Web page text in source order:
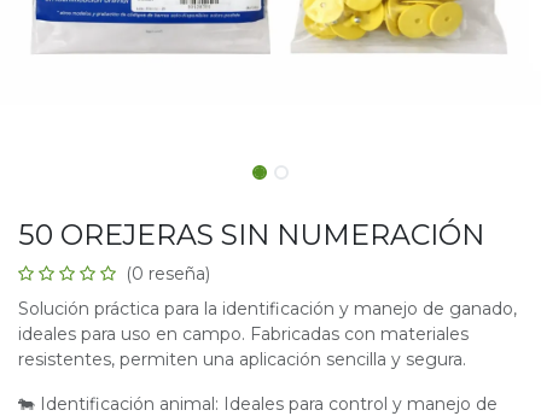
50 OREJERAS SIN NUMERACIÓN
(0 reseña)
Solución práctica para la identificación y manejo de ganado,
ideales para uso en campo. Fabricadas con materiales
resistentes, permiten una aplicación sencilla y segura.
🐄 Identificación animal: Ideales para control y manejo de